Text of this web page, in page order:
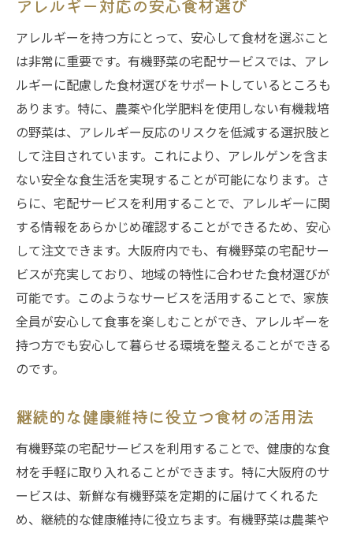
アレルギー対応の安心食材選び
アレルギーを持つ方にとって、安心して食材を選ぶこと
は非常に重要です。有機野菜の宅配サービスでは、アレ
ルギーに配慮した食材選びをサポートしているところも
あります。特に、農薬や化学肥料を使用しない有機栽培
の野菜は、アレルギー反応のリスクを低減する選択肢と
して注目されています。これにより、アレルゲンを含ま
ない安全な食生活を実現することが可能になります。さ
らに、宅配サービスを利用することで、アレルギーに関
する情報をあらかじめ確認することができるため、安心
して注文できます。大阪府内でも、有機野菜の宅配サー
ビスが充実しており、地域の特性に合わせた食材選びが
可能です。このようなサービスを活用することで、家族
全員が安心して食事を楽しむことができ、アレルギーを
持つ方でも安心して暮らせる環境を整えることができる
のです。
継続的な健康維持に役立つ食材の活用法
有機野菜の宅配サービスを利用することで、健康的な食
材を手軽に取り入れることができます。特に大阪府のサ
ービスは、新鮮な有機野菜を定期的に届けてくれるた
め、継続的な健康維持に役立ちます。有機野菜は農薬や